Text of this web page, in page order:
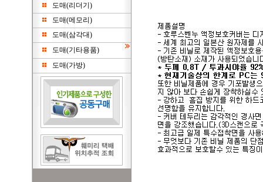
도매(리더기)
도매(메모리)
도매(삼각대)
도매(기타용품)
도매(가방)